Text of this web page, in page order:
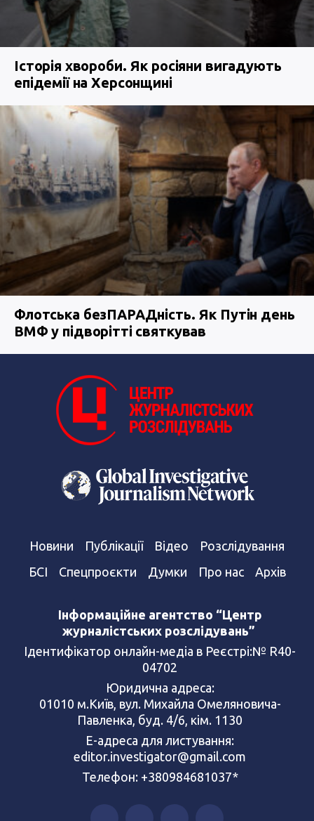
Історія хвороби. Як росіяни вигадують
епідемії на Херсонщині
Флотська безПАРАДність. Як Путін день
ВМФ у підворітті святкував
Новини Публікації Відео
Розслідування
БСІ
Спецпроєкти Думки Про нас Архів
Інформаційне агентство “Центр
журналістських розслідувань”
Ідентифікатор онлайн-медіа в Реєстрі:№ R40-
04702
Юридична адреса:
01010 м.Київ, вул. Михайла Омеляновича-
Павленка, буд. 4/6, кім. 1130
Е-адреса для листування:
editor.investigator@gmail.com
Телефон: +380984681037*